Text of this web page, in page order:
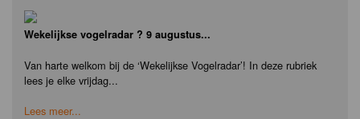
Wekelijkse vogelradar ? 9 augustus...
Van harte welkom bij de ‘Wekelijkse Vogelradar’! In deze rubriek
lees je elke vrijdag...
Lees meer...